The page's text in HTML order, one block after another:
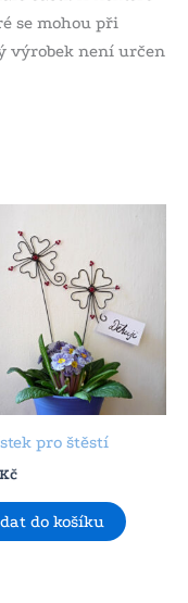
se mohou při
výrobek není určen
pro štěstí
Kč
do košíku